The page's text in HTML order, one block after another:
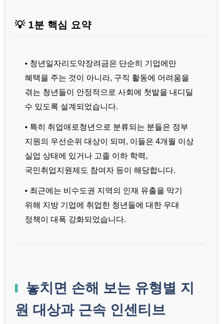
💡 1분 핵심 요약
• 청년일자리도약장려금은 단순히 기업에만
혜택을 주는 것이 아니라, 구직 활동에 어려움을
겪는 청년들이 안정적으로 사회에 첫발을 내디딜
수 있도록 설계되었습니다.
• 특히 취업애로청년으로 분류되는 분들은 정부
지원의 우선순위 대상이 되며, 이들은 4개월 이상
실업 상태에 있거나 고졸 이하 학력,
국민취업지원제도 참여자 등이 해당합니다.
• 최근에는 비수도권 지역의 인재 유출을 막기
위해 지방 기업에 취업한 청년들에 대한 우대
정책이 대폭 강화되었습니다.
놓치면 손해 보는 유형별 지
원 대상과 근속 인센티브